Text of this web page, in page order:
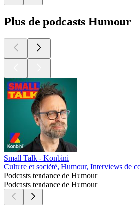
Plus de podcasts Humour
Small Talk - Konbini
Culture et société, Humour, Interviews de
Podcasts tendance de Humour
Podcasts tendance de Humour